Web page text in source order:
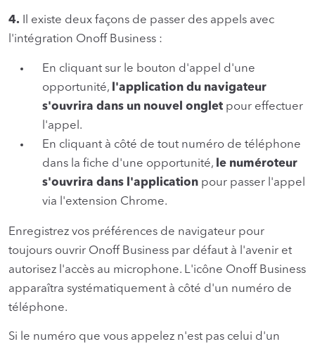
4. Il existe deux façons de passer des appels avec
l'intégration Onoff Business :
En cliquant sur le bouton d'appel d'une
opportunité, l'application du navigateur
s'ouvrira dans un nouvel onglet pour effectuer
l'appel.
En cliquant à côté de tout numéro de téléphone
dans la fiche d'une opportunité, le numéroteur
s'ouvrira dans l'application pour passer l'appel
via l'extension Chrome.
Enregistrez vos préférences de navigateur pour
toujours ouvrir Onoff Business par défaut à l'avenir et
autorisez l'accès au microphone. L'icône Onoff Business
apparaîtra systématiquement à côté d'un numéro de
téléphone.
Si le numéro que vous appelez n'est pas celui d'un